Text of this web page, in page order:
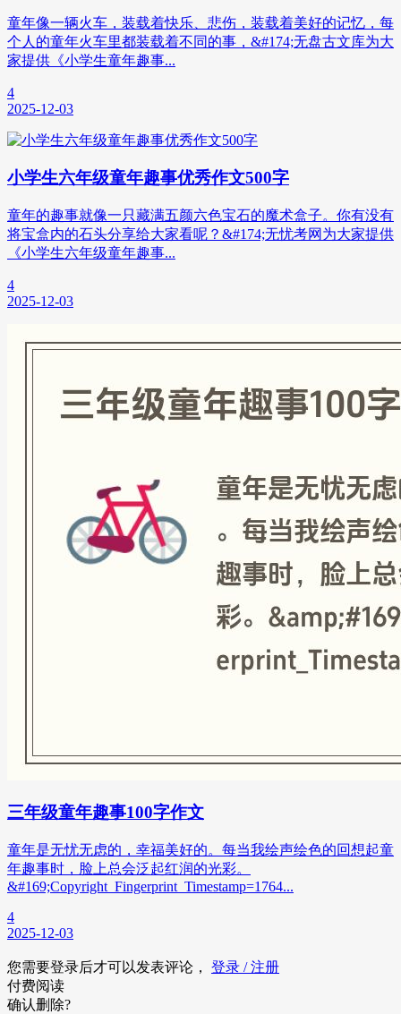
童年像一辆火车，装载着快乐、悲伤，装载着美好的记忆，每
个人的童年火车里都装载着不同的事，&#174;无盘古文库为大
家提供《小学生童年趣事...
4
2025-12-03
小学生六年级童年趣事优秀作文500字
童年的趣事就像一只藏满五颜六色宝石的魔术盒子。你有没有
将宝盒内的石头分享给大家看呢？&#174;无忧考网为大家提供
《小学生六年级童年趣事...
4
2025-12-03
三年级童年趣事100字作文
童年是无忧无虑的，幸福美好的。每当我绘声绘色的回想起童
年趣事时，脸上总会泛起红润的光彩。
&#169;Copyright_Fingerprint_Timestamp=1764...
4
2025-12-03
您需要登录后才可以发表评论， 登录 / 注册
付费阅读
确认删除?